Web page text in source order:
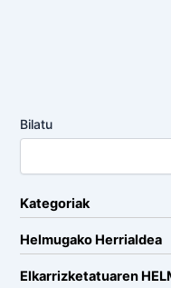
Bilatu
Kategoriak
Helmugako Herrialdea
Elkarrizketatuaren